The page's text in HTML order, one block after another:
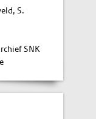
S.
SNK